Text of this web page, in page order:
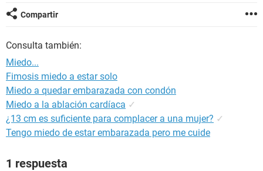
GLOSARIO
Compartir
Consulta también:
Miedo...
Fimosis miedo a estar solo
Miedo a quedar embarazada con condón
Miedo a la ablación cardíaca ✓
¿13 cm es suficiente para complacer a una mujer? ✓
Tengo miedo de estar embarazada pero me cuide
1 respuesta